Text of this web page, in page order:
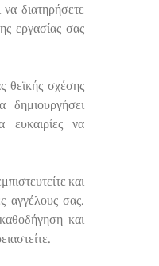
διατηρήσετε
εργασίας σας
θεϊκής σχέσης
ευκαιρίες να
και
αγγέλους σας.
και